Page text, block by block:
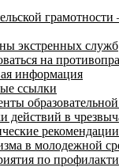
экстренных служб
на
информация
ссылки
действий в
в молодежной
по